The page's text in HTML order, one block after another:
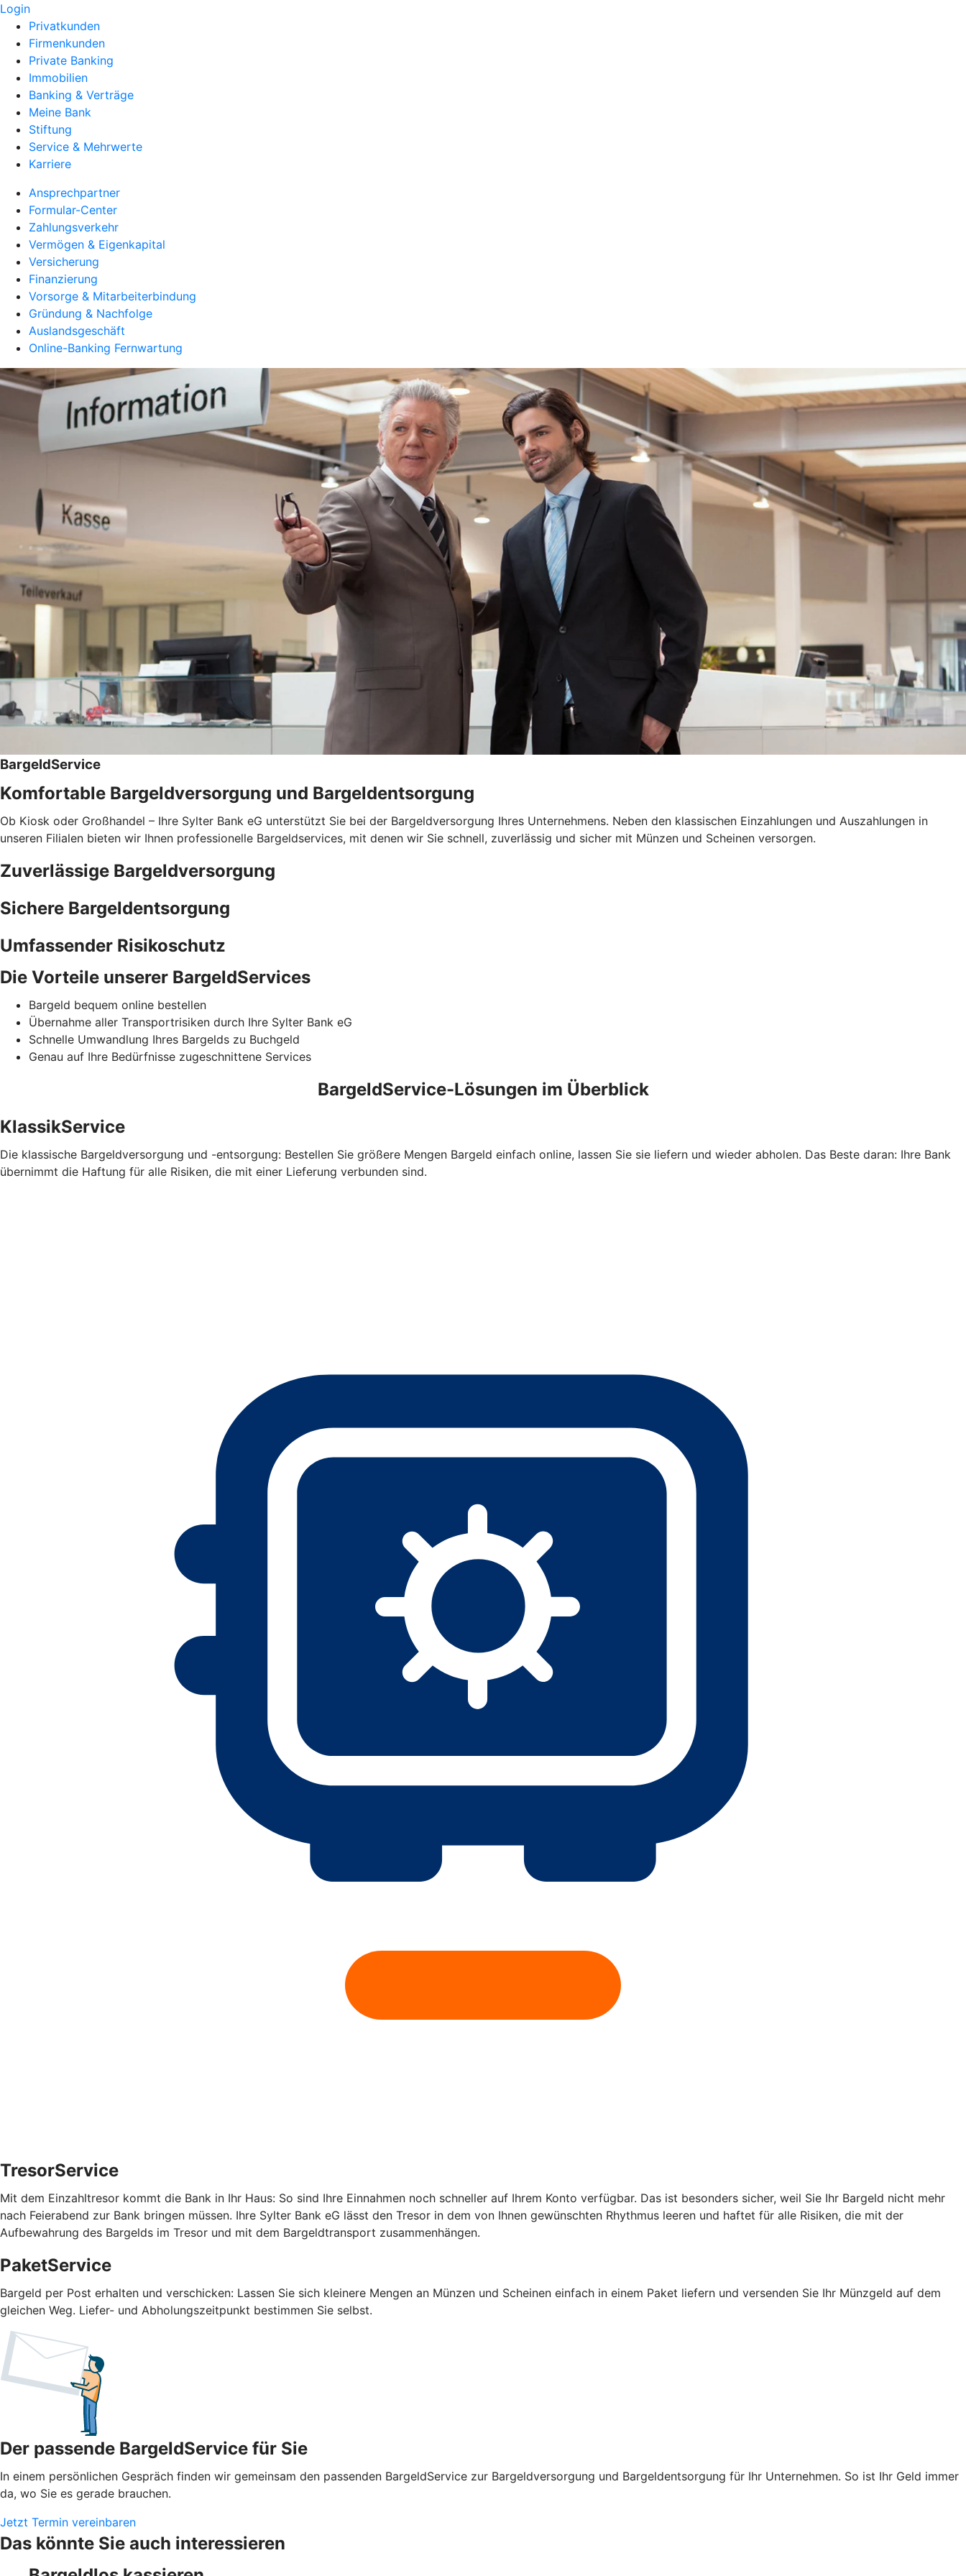
Login
Privatkunden
Firmenkunden
Private Banking
Immobilien
Banking & Verträge
Meine Bank
Stiftung
Service & Mehrwerte
Karriere
Ansprechpartner
Formular-Center
Zahlungsverkehr
Vermögen & Eigenkapital
Versicherung
Finanzierung
Vorsorge & Mitarbeiterbindung
Gründung & Nachfolge
Auslandsgeschäft
Online-Banking Fernwartung
BargeldService
Komfortable Bargeldversorgung und Bargeldentsorgung
Ob Kiosk oder Großhandel – Ihre Sylter Bank eG unterstützt Sie bei der Bargeldversorgung Ihres Unternehmens. Neben den klassischen Einzahlungen und Auszahlungen in
unseren Filialen bieten wir Ihnen professionelle Bargeldservices, mit denen wir Sie schnell, zuverlässig und sicher mit Münzen und Scheinen versorgen.
Zuverlässige Bargeldversorgung
Sichere Bargeldentsorgung
Umfassender Risikoschutz
Die Vorteile unserer BargeldServices
Bargeld bequem online bestellen
Übernahme aller Transportrisiken durch Ihre Sylter Bank eG
Schnelle Umwandlung Ihres Bargelds zu Buchgeld
Genau auf Ihre Bedürfnisse zugeschnittene Services
BargeldService-Lösungen im Überblick
KlassikService
Die klassische Bargeldversorgung und -entsorgung: Bestellen Sie größere Mengen Bargeld einfach online, lassen Sie sie liefern und wieder abholen. Das Beste daran: Ihre Bank
übernimmt die Haftung für alle Risiken, die mit einer Lieferung verbunden sind.
TresorService
Mit dem Einzahltresor kommt die Bank in Ihr Haus: So sind Ihre Einnahmen noch schneller auf Ihrem Konto verfügbar. Das ist besonders sicher, weil Sie Ihr Bargeld nicht mehr
nach Feierabend zur Bank bringen müssen. Ihre Sylter Bank eG lässt den Tresor in dem von Ihnen gewünschten Rhythmus leeren und haftet für alle Risiken, die mit der
Aufbewahrung des Bargelds im Tresor und mit dem Bargeldtransport zusammenhängen.
PaketService
Bargeld per Post erhalten und verschicken: Lassen Sie sich kleinere Mengen an Münzen und Scheinen einfach in einem Paket liefern und versenden Sie Ihr Münzgeld auf dem
gleichen Weg. Liefer- und Abholungszeitpunkt bestimmen Sie selbst.
Der passende BargeldService für Sie
In einem persönlichen Gespräch finden wir gemeinsam den passenden BargeldService zur Bargeldversorgung und Bargeldentsorgung für Ihr Unternehmen. So ist Ihr Geld immer
da, wo Sie es gerade brauchen.
Jetzt Termin vereinbaren
Das könnte Sie auch interessieren